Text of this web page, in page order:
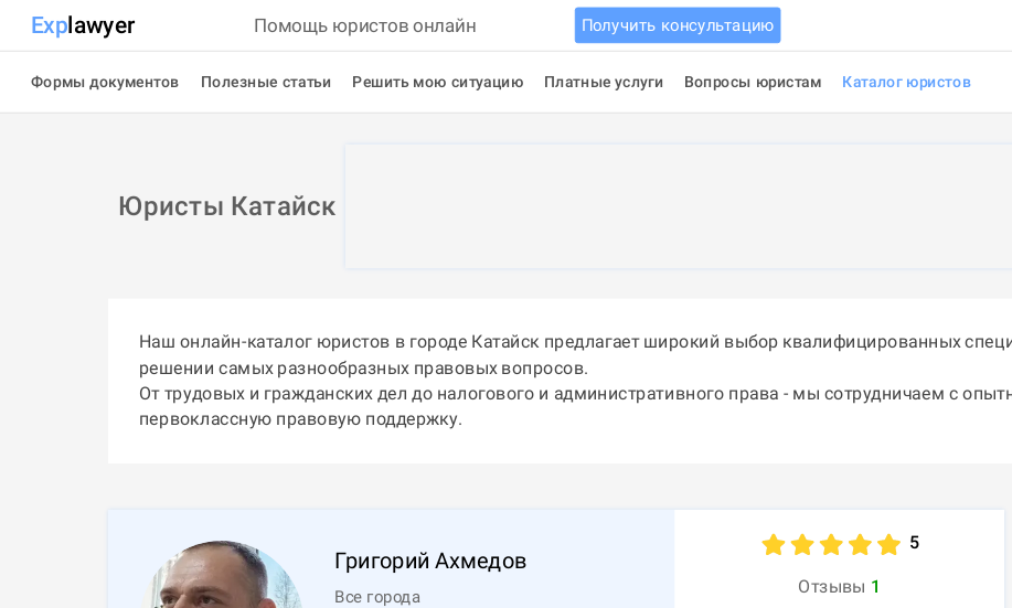
Explawyer Помощь юристов онлайн Получить консультацию
Формы документов Полезные статьи Решить мою ситуацию Платные услуги Вопросы юристам Каталог юристов
Юристы Катайск
Наш онлайн-каталог юристов в городе Катайск предлагает широкий выбор квалифицированных
решении самых разнообразных правовых вопросов.
От трудовых и гражданских дел до налогового и административного права - мы сотрудничаем с
первоклассную правовую поддержку.
Григорий Ахмедов
Все города
5
Отзывы 1